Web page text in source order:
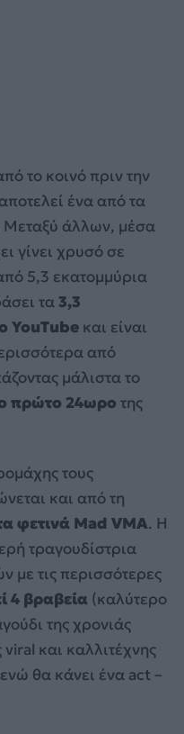
το κοινό πριν την
ένα από τα
Μεταξύ άλλων, μέσα
γίνει χρυσό σε
5,3 εκατομμύρια
τα 3,3
YouTube και είναι
από
μάλιστα το
πρώτο 24ωρο της
τους
και από τη
φετινά Mad VMA. Η
τραγουδίστρια
με τις περισσότερες
4 βραβεία (καλύτερο
της χρονιάς
και καλλιτέχνης
θα κάνει ένα act –